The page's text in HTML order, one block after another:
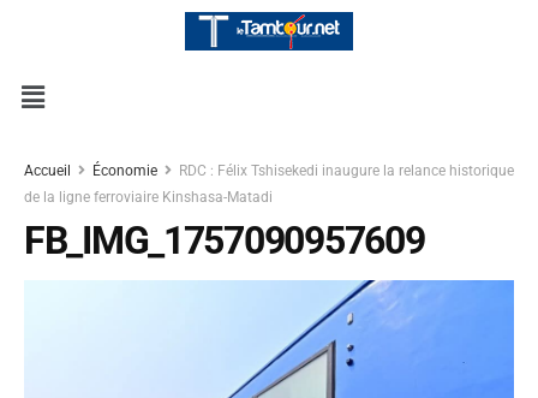
Accueil Économie
RDC : Félix Tshisekedi inaugure la relance historique
de la ligne ferroviaire Kinshasa-Matadi
FB_IMG_1757090957609